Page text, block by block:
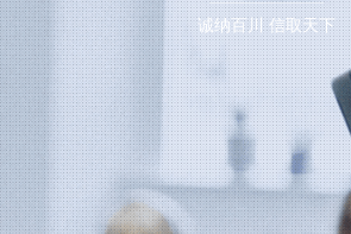
诚纳百川 信取天下